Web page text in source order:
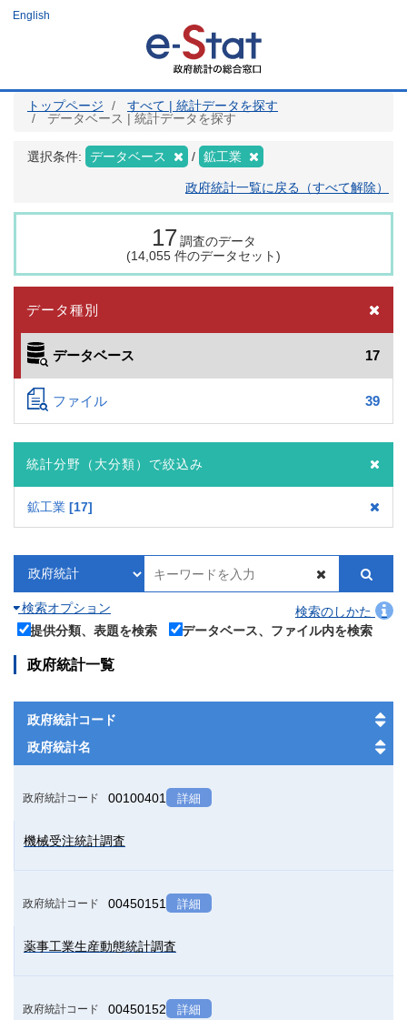
ツ
English
トップページ
すべて | 統計データを探す
データベース | 統計データを探す
選択条件: データベース 鉱工業
政府統計一覧に戻る（すべて解除）
17 調査のデータ
(14,055 件のデータセット)
データ種別
データベース 17
ファイル 39
統計分野（大分類）で絞込み
鉱工業 17
検索オプション
検索のしかた
提供分類、表題を検索
データベース、ファイル内を検索
政府統計一覧
政府統計コード
政府統計名
政府統計コード 00100401 詳細
機械受注統計調査
政府統計コード 00450151 詳細
薬事工業生産動態統計調査
政府統計コード 00450152 詳細